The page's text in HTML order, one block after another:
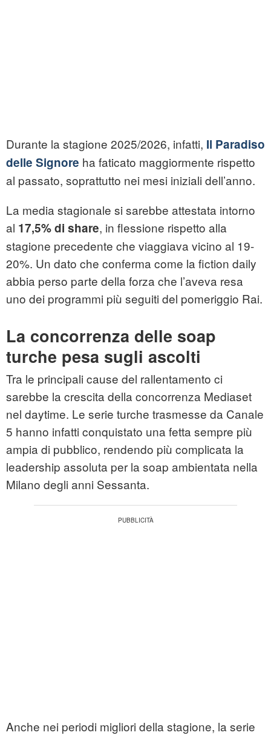
Durante la stagione 2025/2026, infatti, Il Paradiso
delle Signore ha faticato maggiormente rispetto
al passato, soprattutto nei mesi iniziali dell’anno.
La media stagionale si sarebbe attestata intorno
al 17,5% di share, in flessione rispetto alla
stagione precedente che viaggiava vicino al 19-
20%. Un dato che conferma come la fiction daily
abbia perso parte della forza che l’aveva resa
uno dei programmi più seguiti del pomeriggio Rai.
La concorrenza delle soap
turche pesa sugli ascolti
Tra le principali cause del rallentamento ci
sarebbe la crescita della concorrenza Mediaset
nel daytime. Le serie turche trasmesse da Canale
5 hanno infatti conquistato una fetta sempre più
ampia di pubblico, rendendo più complicata la
leadership assoluta per la soap ambientata nella
Milano degli anni Sessanta.
Anche nei periodi migliori della stagione, la serie